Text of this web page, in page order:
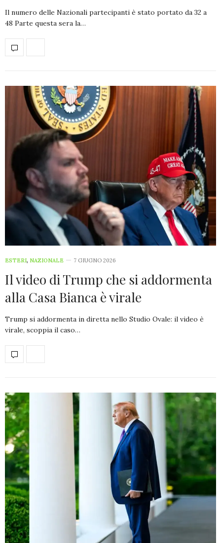
Il numero delle Nazionali partecipanti è stato portato da 32 a
48 Parte questa sera la…
ESTERI, NAZIONALE 7 GIUGNO 2026
Il video di Trump che si addormenta
alla Casa Bianca è virale
Trump si addormenta in diretta nello Studio Ovale: il video è
virale, scoppia il caso…